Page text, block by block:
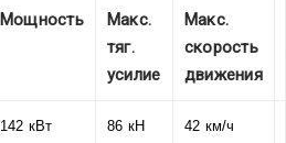
Мощность
Макс.
тяг.
усилие
Макс.
скорость
движения
142 кВт
86 кН 42 км/ч